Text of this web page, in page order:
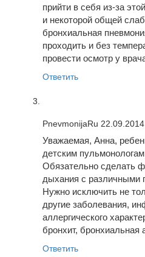
прийти в себя из-за
и некоторой общей
бронхиальная
проходить и без
провести осмотр у
Ответить
PnevmonijaRu
Уважаемая, Анна,
детским
Обязательно сделать
дыхания с различными
Нужно исключить не
другие заболевания,
аллергического
бронхит, бронхиальная
Ответить